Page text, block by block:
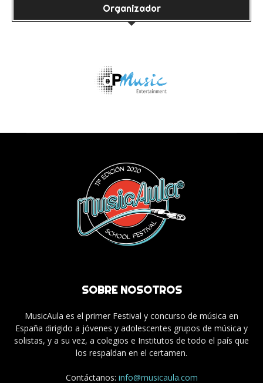
Organizador
SOBRE NOSOTROS
MusicAula es el primer Festival y concurso de música en
España dirigido a jóvenes y adolescentes grupos de música y
solistas, y a su vez, a colegios e Institutos de todo el país que
los respaldan en el certamen.
Contáctanos: info@musicaula.com